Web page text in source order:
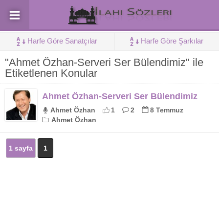
Harfe Göre Sanatçılar Harfe Göre Şarkılar
"Ahmet Özhan-Serveri Ser Bülendimiz" ile
Etiketlenen Konular
Ahmet Özhan-Serveri Ser Bülendimiz
Ahmet Özhan 1 2
8 Temmuz
Ahmet Özhan
1 sayfa 1